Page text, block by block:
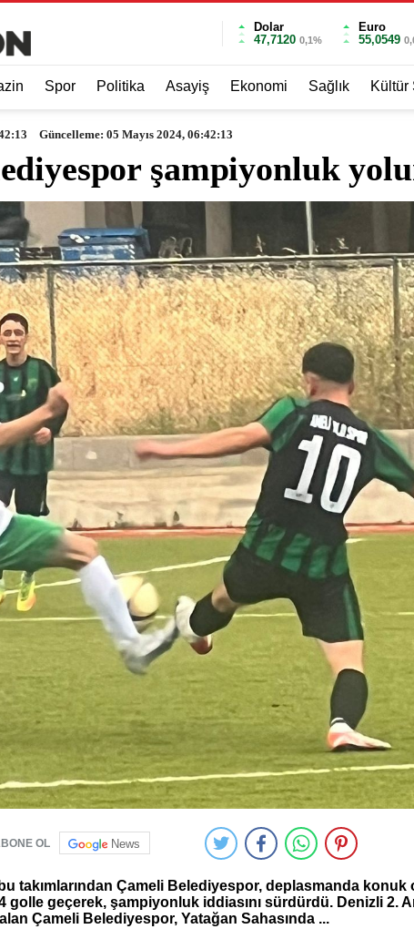
Dolar
47,7120 0,1%
Euro
55,0549
Spor Politika Asayiş Ekonomi Sağlık Kültür
Güncelleme: 05 Mayıs 2024, 06:42:13
şampiyonluk
OL News
takımlarından Çameli Belediyespor, deplasmanda konuk
golle geçerek, şampiyonluk iddiasını sürdürdü. Denizli 2.
Çameli Belediyespor, Yatağan Sahasında ...